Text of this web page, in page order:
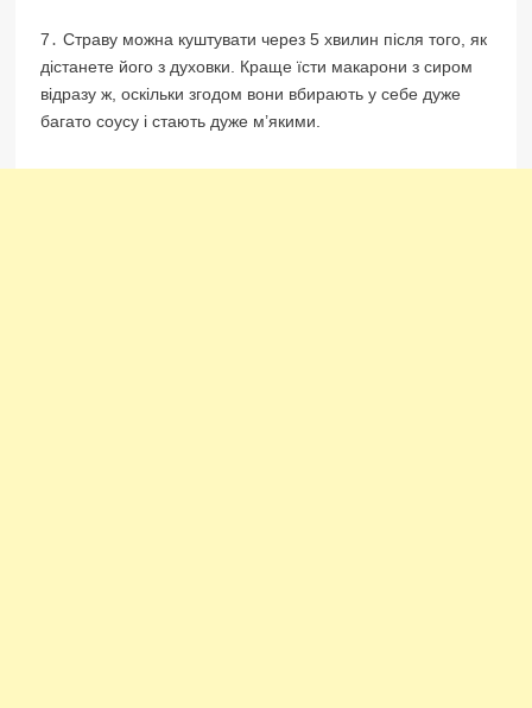
7․ Страву можна куштувати через 5 хвилин після того, як
дістанете його з духовки. Краще їсти макарони з сиром
відразу ж, оскільки згодом вони вбирають у себе дуже
багато соусу і стають дуже м’якими.